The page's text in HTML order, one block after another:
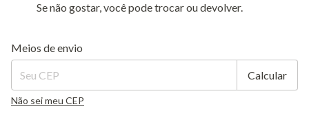
Se não gostar, você pode trocar ou devolver.
Entregas para o CEP:
Meios de envio
Calcular
Não sei meu CEP